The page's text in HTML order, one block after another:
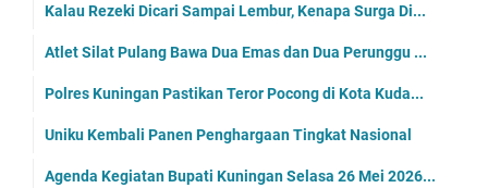
Kalau Rezeki Dicari Sampai Lembur, Kenapa Surga Di...
Atlet Silat Pulang Bawa Dua Emas dan Dua Perunggu ...
Polres Kuningan Pastikan Teror Pocong di Kota Kuda...
Uniku Kembali Panen Penghargaan Tingkat Nasional
Agenda Kegiatan Bupati Kuningan Selasa 26 Mei 2026...